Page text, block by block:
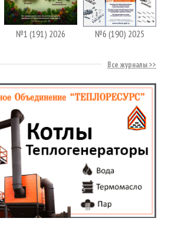
№1 (191) 2026 №6 (190) 2025
Все журналы